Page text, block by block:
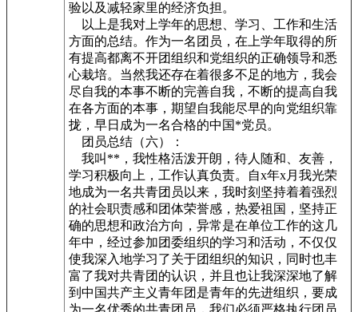
验以及减轻家里的经济负担。
以上是我对上学年的思想、学习、工作和生活
方面的总结。作为一名团员，在上学年取得的所
有提高都离不开团组织和党组织的正确领导和悉
心栽培。当然我还存在着很多不足的地方，我会
尽自我的本事不断的完善自我，不断的提高自我
在各方面的本事，期望自我能尽早的向党组织靠
拢，早日成为一名合格的中国*党员。
团员总结（六）：
我叫**，我性格活泼开朗，待人随和、友善，
学习积极向上，工作认真负责。自x年x月我光荣
地成为一名共青团员以来，我时刻坚持着着强烈
的社会职责感和团体荣誉感，热爱祖国，坚持正
确的思想和政治方向，异常是在单位工作的这几
年中，经过参加团委组织的学习和活动，不仅仅
使我深入地学习了关于团组织的知识，同时也丰
富了我对共青团的认识，并且也让我深深地了解
到中国共产主义青年团是青年的先进组织，要成
为一名优秀的共青团员，我们必须严格执行团员